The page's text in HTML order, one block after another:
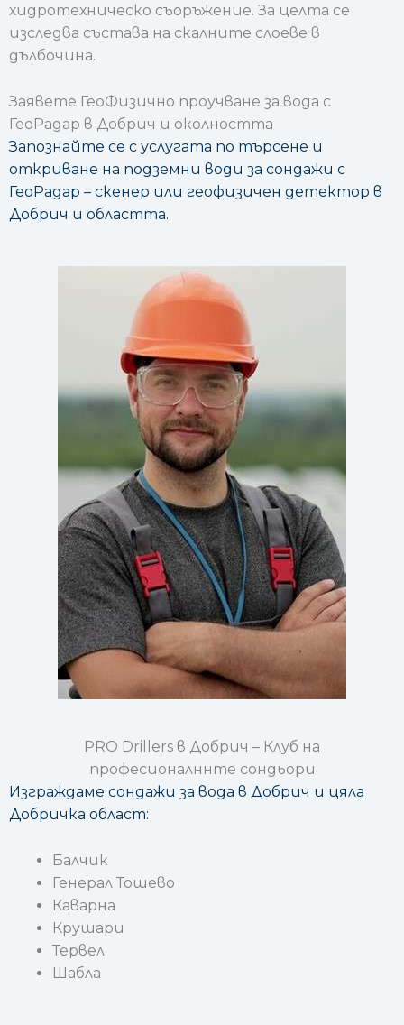
хидротехническо съоръжение. За целта се
изследва състава на скалните слоеве в
дълбочина.
Заявете ГеоФизично проучване за вода с
ГеоРадар в Добрич и околността
Запознайте се с услугата по търсене и
откриване на подземни води за сондажи с
ГеоРадар – скенер или геофизичен детектор в
Добрич и областта.
PRO Drillers в Добрич – Клуб на
професионалннте сондьори
Изграждаме сондажи за вода в Добрич и цяла
Добричка област:
Балчик
Генерал Тошево
Каварна
Крушари
Тервел
Шабла